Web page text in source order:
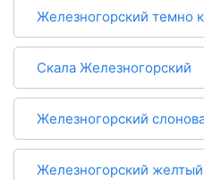
Железногорский темно
Скала Железногорский
Железногорский
Железногорский желтый